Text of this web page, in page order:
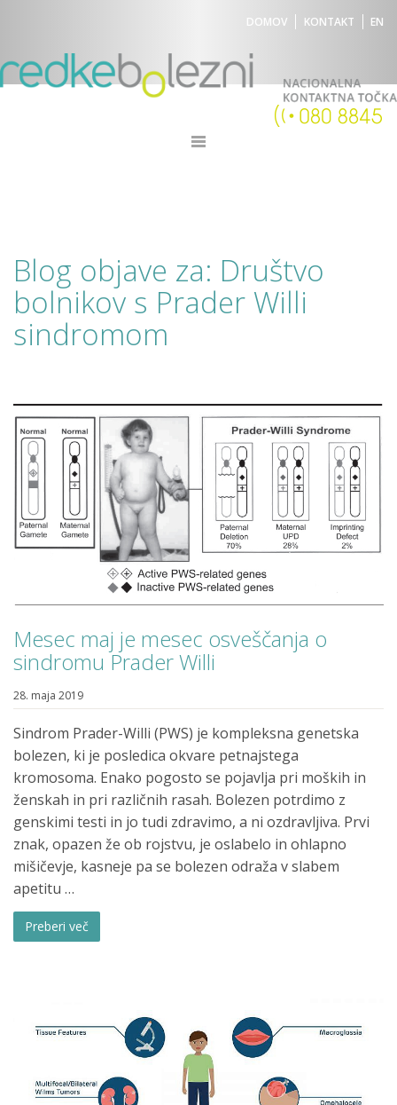
DOMOV KONTAKT EN
Blog objave za: Društvo
bolnikov s Prader Willi
sindromom
Mesec maj je mesec osveščanja o
sindromu Prader Willi
28. maja 2019
Sindrom Prader-Willi (PWS) je kompleksna genetska
bolezen, ki je posledica okvare petnajstega
kromosoma. Enako pogosto se pojavlja pri moških in
ženskah in pri različnih rasah. Bolezen potrdimo z
genskimi testi in jo tudi zdravimo, a ni ozdravljiva. Prvi
znak, opazen že ob rojstvu, je oslabelo in ohlapno
mišičevje, kasneje pa se bolezen odraža v slabem
apetitu …
Preberi več